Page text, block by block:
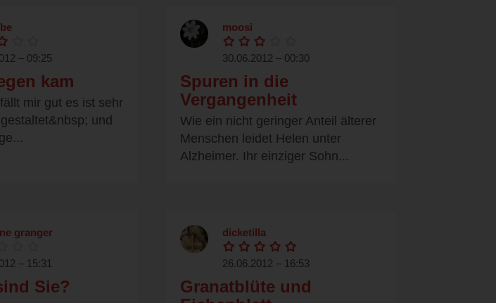
– 09:25
kam
mir gut es ist sehr
und
moosi
30.06.2012 – 00:30
Spuren in die
Vergangenheit
Wie ein nicht geringer Anteil älterer
Menschen leidet Helen unter
Alzheimer. Ihr einziger Sohn...
granger
– 15:31
Sie?
dicketilla
26.06.2012 – 16:53
Granatblüte und